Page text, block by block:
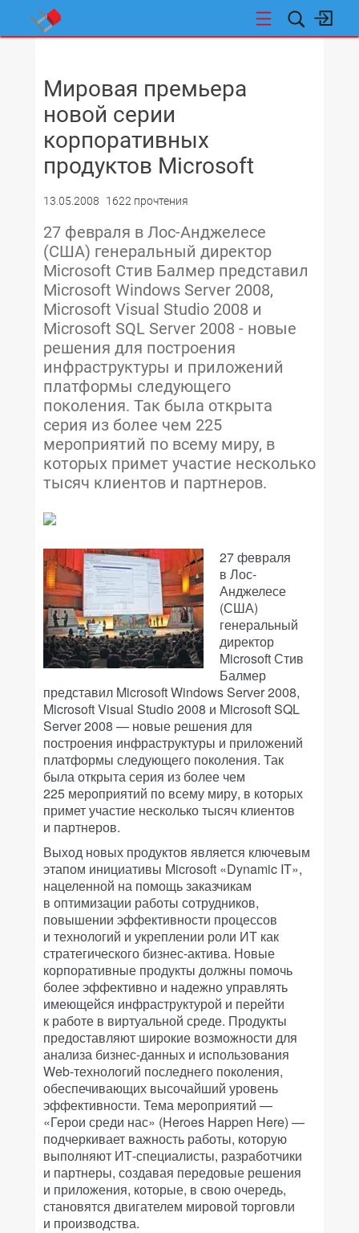
Мировая премьера
новой серии
корпоративных
продуктов Microsoft
13.05.2008 1622 прочтения
27 февраля в Лос-Анджелесе
(США) генеральный директор
Microsoft Стив Балмер представил
Microsoft Windows Server 2008,
Microsoft Visual Studio 2008 и
Microsoft SQL Server 2008 - новые
решения для построения
инфраструктуры и приложений
платформы следующего
поколения. Так была открыта
серия из более чем 225
мероприятий по всему миру, в
которых примет участие несколько
тысяч клиентов и партнеров.
27 февраля
в Лос-
Анджелесе
(США)
генеральный
директор
Microsoft Стив
Балмер
представил Microsoft Windows Server 2008,
Microsoft Visual Studio 2008 и Microsoft SQL
Server 2008 — новые решения для
построения инфраструктуры и приложений
платформы следующего поколения. Так
была открыта серия из более чем
225 мероприятий по всему миру, в которых
примет участие несколько тысяч клиентов
и партнеров.
Выход новых продуктов является ключевым
этапом инициативы Microsoft «Dynamic IT»,
нацеленной на помощь заказчикам
в оптимизации работы сотрудников,
повышении эффективности процессов
и технологий и укреплении роли ИТ как
стратегического бизнес-актива. Новые
корпоративные продукты должны помочь
более эффективно и надежно управлять
имеющейся инфраструктурой и перейти
к работе в виртуальной среде. Продукты
предоставляют широкие возможности для
анализа бизнес-данных и использования
Web-технологий последнего поколения,
обеспечивающих высочайший уровень
эффективности. Тема мероприятий —
«Герои среди нас» (Heroes Happen Here) —
подчеркивает важность работы, которую
выполняют ИТ-специалисты, разработчики
и партнеры, создавая передовые решения
и приложения, которые, в свою очередь,
становятся двигателем мировой торговли
и производства.